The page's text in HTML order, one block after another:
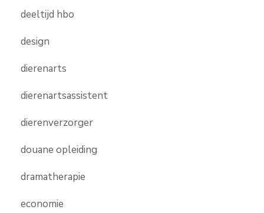
deeltijd hbo
design
dierenarts
dierenartsassistent
dierenverzorger
douane opleiding
dramatherapie
economie